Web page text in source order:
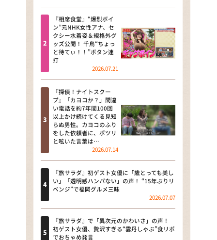
news おかえり
河合＆A.B.C-Z塚田×福井アナ
「なんでやねん！？」（news お
かえり）
DAIGOも台所 ～きょうの献立 何
にする？～
本日はダイアンなり！シーズン２
朝だ！生です旅サラダ
教えて！ニュースライブ 正義の
ミカタ
ＬＩＦＥ～夢のカタチ～
新婚さんいらっしゃい！
ザキ山小屋本館
『相席食堂』“爆烈ボイ
ン”元NHK女性アナ、セ
クシー水着姿＆規格外グ
ッズ公開！ 千鳥“ちょっ
と待てぃ！！”ボタン連
打
2026.07.21
『探偵！ナイトスクー
プ』「カヨコか？」間違
い電話を約7年間100回
以上かけ続けてくる見知
らぬ男性。カヨコのふり
をした依頼者に、ポツリ
と呟いた言葉は…
2026.07.14
『旅サラダ』初ゲスト女優に「歳とっても美し
い」「透明感ハンパない」の声！ “15年ぶりリ
ベンジ”で福岡グルメ三昧
2026.07.07
『旅サラダ』で「異次元のかわいさ」の声！
初ゲスト女優、贅沢すぎる“雲丹しゃぶ”食リポ
でおちゃめ発言